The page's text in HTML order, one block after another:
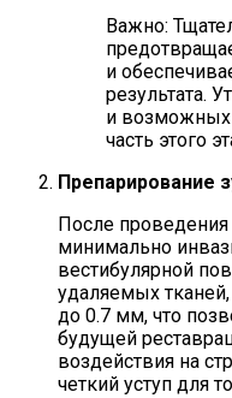
Важно:
и
результата.
и возможных
часть этого
Препарирование
После
минимально
вестибулярной
удаляемых тканей,
до 0.7 мм, что
будущей
воздействия на
четкий уступ для